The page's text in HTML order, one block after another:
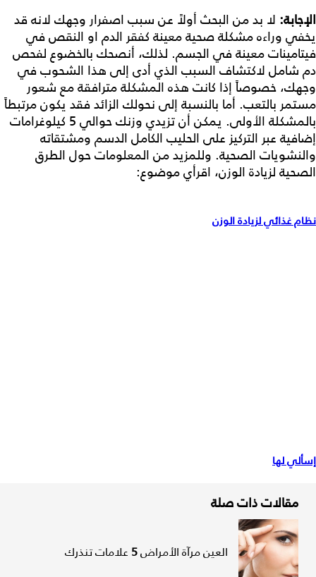
الإجابة: لا بد من البحث أولاً عن سبب اصفرار وجهك لانه قد
يخفي وراءه مشكلة صحية معينة كفقر الدم او النقص في
فيتامينات معينة في الجسم. لذلك، أنصحك بالخضوع لفحص
دم شامل لاكتشاف السبب الذي أدى إلى هذا الشحوب في
وجهك، خصوصاً إذا كانت هذه المشكلة مترافقة مع شعور
مستمر بالتعب. أما بالنسبة إلى نحولك الزائد فقد يكون مرتبطاً
بالمشكلة الأولى. يمكن أن تزيدي وزنك حوالي 5 كيلوغرامات
إضافية عبر التركيز على الحليب الكامل الدسم ومشتقاته
والنشويات الصحية. وللمزيد من المعلومات حول الطرق
الصحية لزيادة الوزن، اقرأي موضوع:
نظام غذائي لزيادة الوزن
إسألي لها
مقالات ذات صلة
العين مرآة الأمراض علامات تنذرك